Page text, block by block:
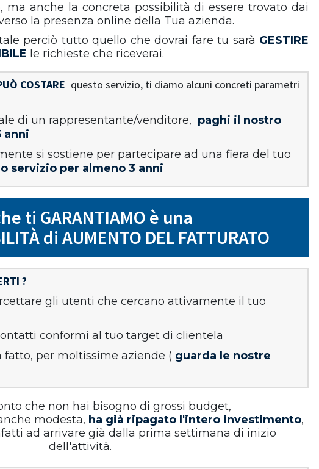
ma anche la concreta possibilità di essere trovato dai
la presenza online della Tua azienda.
perciò tutto quello che dovrai fare tu sarà GESTIRE
le richieste che riceverai.
COSTARE questo servizio, ti diamo alcuni concreti parametri
di un rappresentante/venditore, paghi il nostro
anni
si sostiene per partecipare ad una fiera del tuo
servizio per almeno 3 anni
ti GARANTIAMO è una
di AUMENTO DEL FATTURATO
?
gli utenti che cercano attivamente il tuo
conformi al tuo target di clientela
fatto, per moltissime aziende ( guarda le nostre
che non hai bisogno di grossi budget,
modesta, ha già ripagato l'intero investimento,
ad arrivare già dalla prima settimana di inizio
dell'attività.